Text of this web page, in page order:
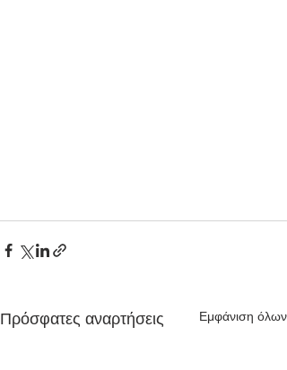
Πρόσφατες αναρτήσεις Εμφάνιση όλων